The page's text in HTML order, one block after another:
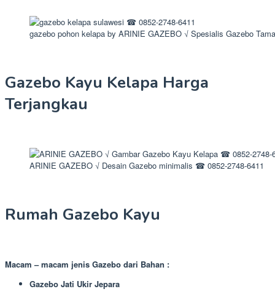
gazebo pohon kelapa by ARINIE GAZEBO √ Spesialis Gazebo
Gazebo Kayu Kelapa Harga
Terjangkau
ARINIE GAZEBO √ Desain Gazebo minimalis ☎ 0852-2748-6411
Rumah Gazebo Kayu
Macam – macam jenis Gazebo dari Bahan :
Gazebo Jati Ukir Jepara